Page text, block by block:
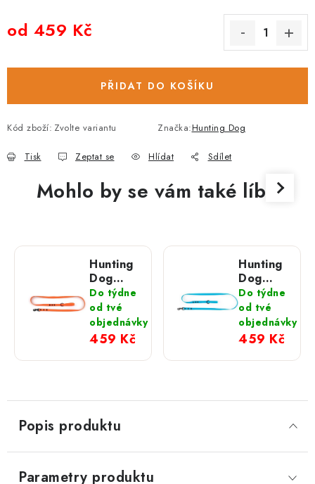
od 459 Kč
PŘIDAT DO KOŠÍKU
Kód zboží: Zvolte variantu Značka:Hunting Dog
Tisk Zeptat se Hlídat Sdílet
Mohlo by se vám také líbit
Hunting
Dog
oranžové
vodítko
s
klasickou
karabinou
165 cm
Do týdne
od tvé
objednávky
459 Kč
Hunting
Dog
modré
vodítko
s
klasickou
karabinou
165 cm
Do týdne
od tvé
objednávky
459 Kč
Popis produktu
Parametry produktu